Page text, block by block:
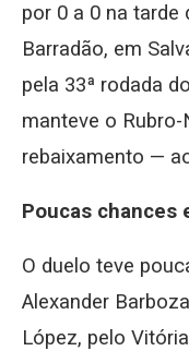
por 0 a 0 na tarde
Barradão, em
pela 33ª rodada
manteve o
rebaixamento —
Poucas chances
O duelo teve
Alexander
López, pelo